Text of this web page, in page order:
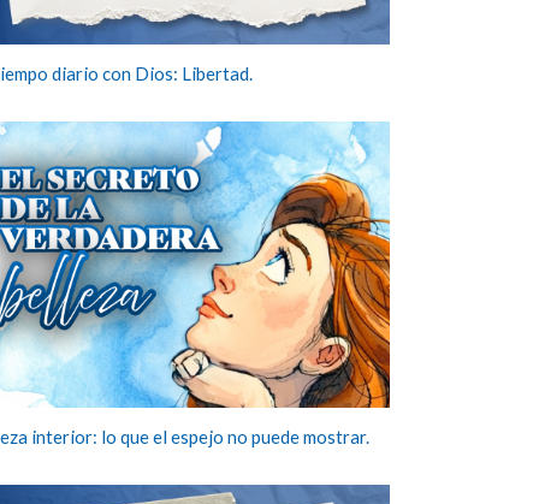
diario con Dios: Libertad.
interior: lo que el espejo no puede mostrar.